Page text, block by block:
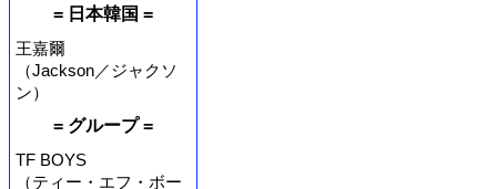
= 日本韓国 =
王嘉爾
（Jackson／ジャクソ
ン）
= グループ =
TF BOYS
（ティー・エフ・ボー